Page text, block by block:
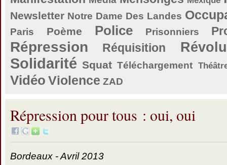
Newsletter Notre Dame Des Landes
Paris Poème Police Prisonniers
Répression Réquisition
Solidarité Squat Téléchargement
Vidéo Violence ZAD
Répression pour tous : oui, oui
Bordeaux - Avril 2013